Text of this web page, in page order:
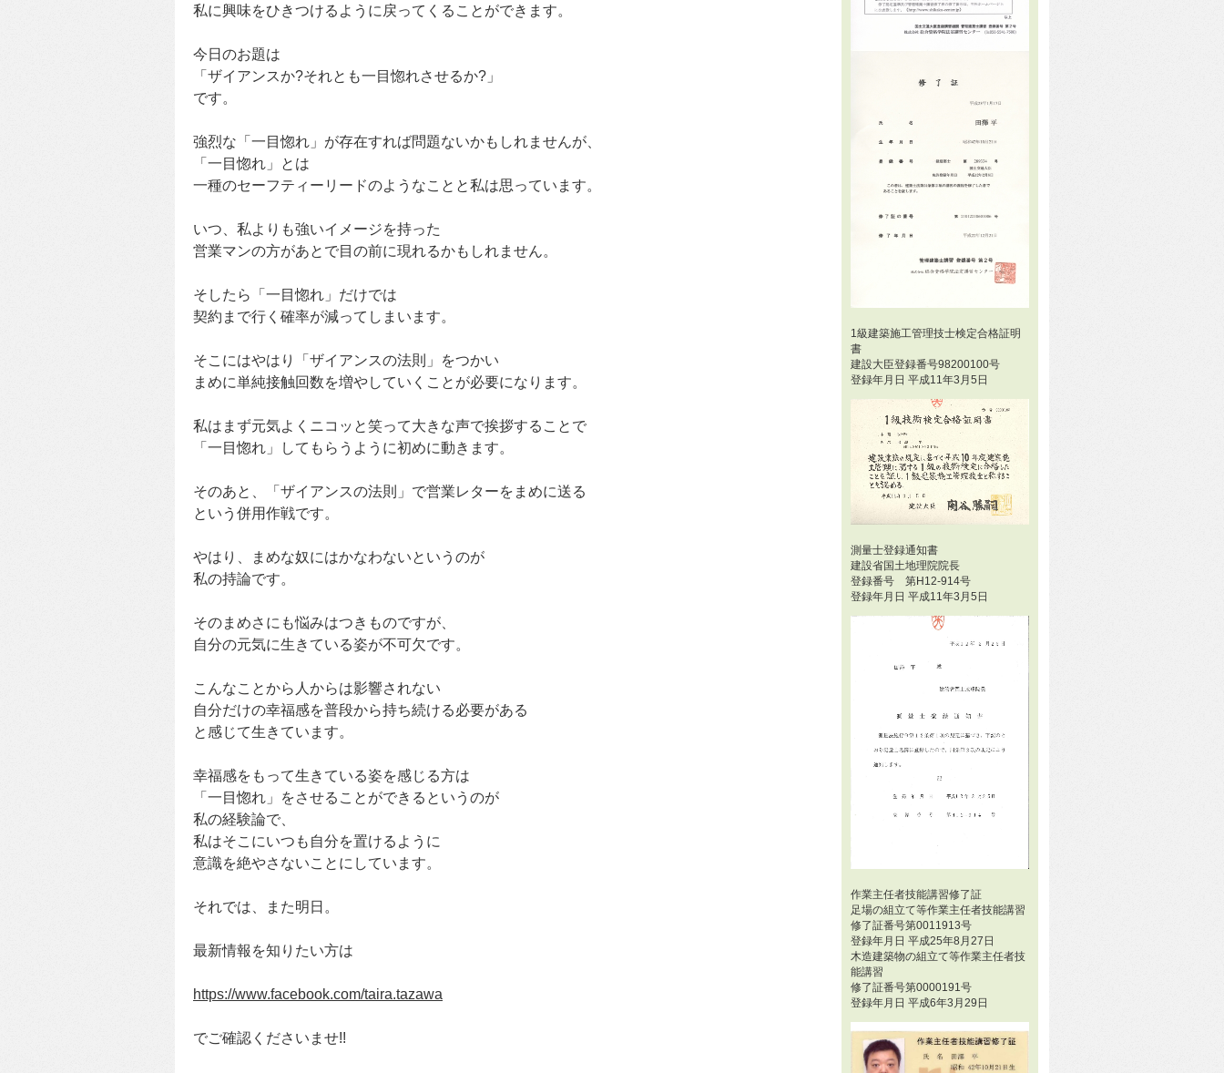
私に興味をひきつけるように戻ってくることができます。
今日のお題は
「ザイアンスか?それとも一目惚れさせるか?」
です。
強烈な「一目惚れ」が存在すれば問題ないかもしれませんが、
「一目惚れ」とは
一種のセーフティーリードのようなことと私は思っています。
いつ、私よりも強いイメージを持った
営業マンの方があとで目の前に現れるかもしれません。
そしたら「一目惚れ」だけでは
契約まで行く確率が減ってしまいます。
そこにはやはり「ザイアンスの法則」をつかい
まめに単純接触回数を増やしていくことが必要になります。
私はまず元気よくニコッと笑って大きな声で挨拶することで
「一目惚れ」してもらうように初めに動きます。
そのあと、「ザイアンスの法則」で営業レターをまめに送る
という併用作戦です。
やはり、まめな奴にはかなわないというのが
私の持論です。
そのまめさにも悩みはつきものですが、
自分の元気に生きている姿が不可欠です。
こんなことから人からは影響されない
自分だけの幸福感を普段から持ち続ける必要がある
と感じて生きています。
幸福感をもって生きている姿を感じる方は
「一目惚れ」をさせることができるというのが
私の経験論で、
私はそこにいつも自分を置けるように
意識を絶やさないことにしています。
それでは、また明日。
最新情報を知りたい方は
https://www.facebook.com/taira.tazawa
でご確認くださいませ!!
1級建築施工管理技士検定合格証明
書
建設大臣登録番号98200100号
登録年月日 平成11年3月5日
測量士登録通知書
建設省国土地理院院長
登録番号 第H12-914号
登録年月日 平成11年3月5日
作業主任者技能講習修了証
足場の組立て等作業主任者技能講習
修了証番号第0011913号
登録年月日 平成25年8月27日
木造建築物の組立て等作業主任者技
能講習
修了証番号第0000191号
登録年月日 平成6年3月29日